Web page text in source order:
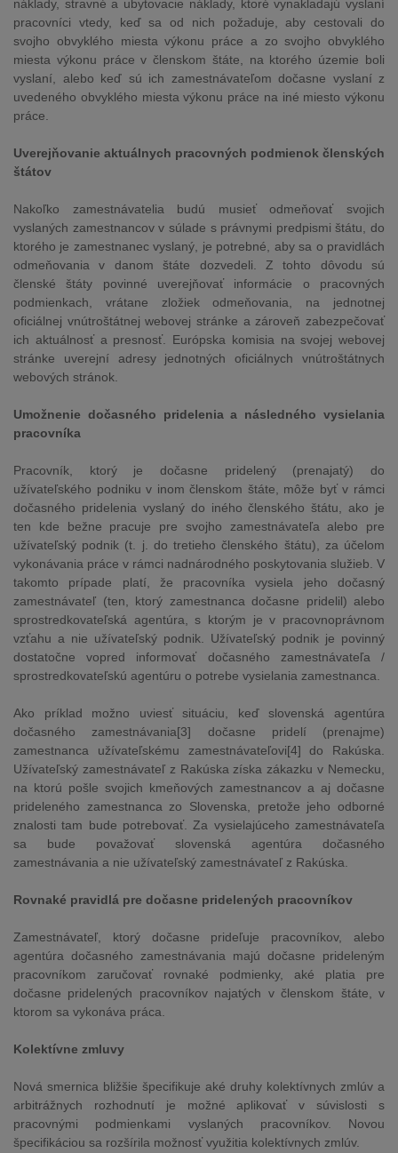
náklady, stravné a ubytovacie náklady, ktoré vynakladajú vyslaní
pracovníci vtedy, keď sa od nich požaduje, aby cestovali do
svojho obvyklého miesta výkonu práce a zo svojho obvyklého
miesta výkonu práce v členskom štáte, na ktorého územie boli
vyslaní, alebo keď sú ich zamestnávateľom dočasne vyslaní z
uvedeného obvyklého miesta výkonu práce na iné miesto výkonu
práce.
Uverejňovanie aktuálnych pracovných podmienok členských
štátov
Nakoľko zamestnávatelia budú musieť odmeňovať svojich
vyslaných zamestnancov v súlade s právnymi predpismi štátu, do
ktorého je zamestnanec vyslaný, je potrebné, aby sa o pravidlách
odmeňovania v danom štáte dozvedeli. Z tohto dôvodu sú
členské štáty povinné uverejňovať informácie o pracovných
podmienkach, vrátane zložiek odmeňovania, na jednotnej
oficiálnej vnútroštátnej webovej stránke a zároveň zabezpečovať
ich aktuálnosť a presnosť. Európska komisia na svojej webovej
stránke uverejní adresy jednotných oficiálnych vnútroštátnych
webových stránok.
Umožnenie dočasného pridelenia a následného vysielania
pracovníka
Pracovník, ktorý je dočasne pridelený (prenajatý) do
užívateľského podniku v inom členskom štáte, môže byť v rámci
dočasného pridelenia vyslaný do iného členského štátu, ako je
ten kde bežne pracuje pre svojho zamestnávateľa alebo pre
užívateľský podnik (t. j. do tretieho členského štátu), za účelom
vykonávania práce v rámci nadnárodného poskytovania služieb. V
takomto prípade platí, že pracovníka vysiela jeho dočasný
zamestnávateľ (ten, ktorý zamestnanca dočasne pridelil) alebo
sprostredkovateľská agentúra, s ktorým je v pracovnoprávnom
vzťahu a nie užívateľský podnik. Užívateľský podnik je povinný
dostatočne vopred informovať dočasného zamestnávateľa /
sprostredkovateľskú agentúru o potrebe vysielania zamestnanca.
Ako príklad možno uviesť situáciu, keď slovenská agentúra
dočasného zamestnávania[3] dočasne pridelí (prenajme)
zamestnanca užívateľskému zamestnávateľovi[4] do Rakúska.
Užívateľský zamestnávateľ z Rakúska získa zákazku v Nemecku,
na ktorú pošle svojich kmeňových zamestnancov a aj dočasne
prideleného zamestnanca zo Slovenska, pretože jeho odborné
znalosti tam bude potrebovať. Za vysielajúceho zamestnávateľa
sa bude považovať slovenská agentúra dočasného
zamestnávania a nie užívateľský zamestnávateľ z Rakúska.
Rovnaké pravidlá pre dočasne pridelených pracovníkov
Zamestnávateľ, ktorý dočasne prideľuje pracovníkov, alebo
agentúra dočasného zamestnávania majú dočasne prideleným
pracovníkom zaručovať rovnaké podmienky, aké platia pre
dočasne pridelených pracovníkov najatých v členskom štáte, v
ktorom sa vykonáva práca.
Kolektívne zmluvy
Nová smernica bližšie špecifikuje aké druhy kolektívnych zmlúv a
arbitrážnych rozhodnutí je možné aplikovať v súvislosti s
pracovnými podmienkami vyslaných pracovníkov. Novou
špecifikáciou sa rozšírila možnosť využitia kolektívnych zmlúv.